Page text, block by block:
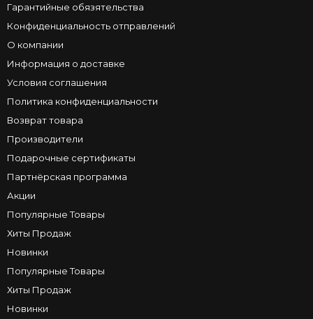
Гарантийные обязятельства
Конфиденциальность отправлений
О компании
Информация о доставке
Условия соглашения
Политика конфиденциальности
Возврат товара
Производители
Подарочные сертификаты
Партнёрская программа
Акции
Популярные Товары
Хиты Продаж
Новинки
Популярные Товары
Хиты Продаж
Новинки